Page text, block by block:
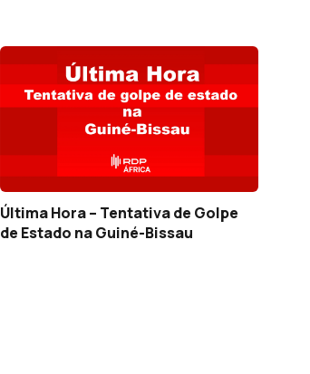
Última Hora – Tentativa de Golpe
de Estado na Guiné-Bissau